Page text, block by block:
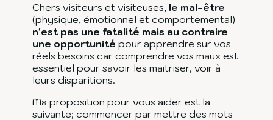
Chers visiteurs et visiteuses, le mal-être
(physique, émotionnel et comportemental)
n'est pas une fatalité mais au contraire
une opportunité pour apprendre sur vos
réels besoins car comprendre vos maux est
essentiel pour savoir les maitriser, voir à
leurs disparitions.
Ma proposition pour vous aider est la
suivante; commencer par mettre des mots